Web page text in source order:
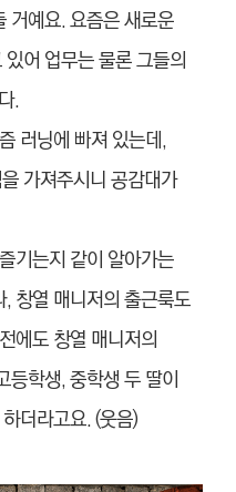
거예요. 요즘은 새로운
어 업무는 물론 그들의
.
러닝에 빠져 있는데,
가져주시니 공감대가
기는지 같이 알아가는
창열 매니저의 출근룩도
에도 창열 매니저의
등학생, 중학생 두 딸이
더라고요. (웃음)